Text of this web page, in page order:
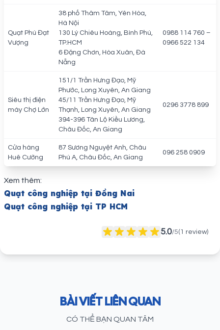
Quạt Phú Đạt
Vượng
38 phố Thâm Tâm, Yên Hòa,
Hà Nội
130 Lý Chiêu Hoàng, Bình Phú,
TP.HCM
6 Đặng Chơn, Hòa Xuân, Đà
Nẵng
0988 114 760 –
0966 522 134
Siêu thị điện
máy Chợ Lớn
151/1 Trần Hưng Đạo, Mỹ
Phước, Long Xuyên, An Giang
45/11 Trần Hưng Đạo, Mỹ
Thạnh, Long Xuyên, An Giang
394-396 Tân Lộ Kiều Lương,
Châu Đốc, An Giang
0296 3778 899
Cửa hàng
Huê Cường
87 Sương Nguyệt Anh, Châu
Phú A, Châu Đốc, An Giang
096 258 0909
Xem thêm:
Quạt công nghiệp tại Đồng Nai
Quạt công nghiệp tại TP HCM
5.0/5( 1 review)
BÀI VIẾT LIÊN QUAN
CÓ THỂ BẠN QUAN TÂM